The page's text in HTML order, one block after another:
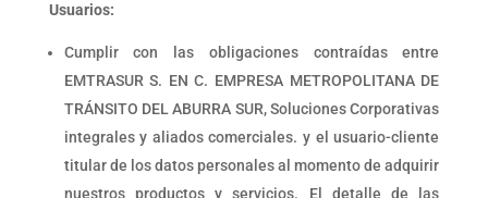
Usuarios:
Cumplir con las obligaciones contraídas entre
EMTRASUR S. EN C. EMPRESA METROPOLITANA DE
TRÁNSITO DEL ABURRA SUR, Soluciones Corporativas
integrales y aliados comerciales. y el usuario-cliente
titular de los datos personales al momento de adquirir
nuestros productos y servicios. El detalle de las